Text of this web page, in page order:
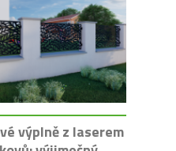
výplně z laserem